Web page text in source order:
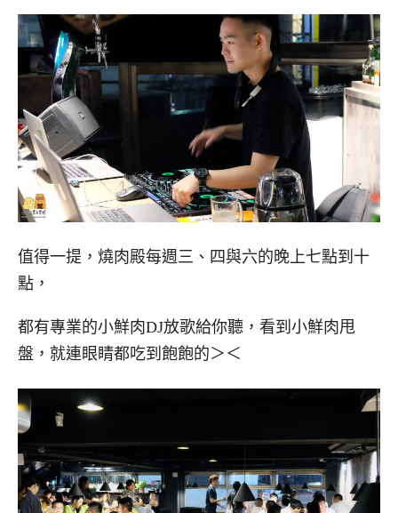
值得一提，燒肉殿每週三、四與六的晚上七點到十
點，
都有專業的小鮮肉DJ放歌給你聽，看到小鮮肉甩
盤，就連眼睛都吃到飽飽的＞＜